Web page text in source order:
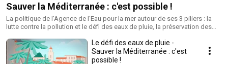
Sauver la Méditerranée : c'est possible !
La politique de l'Agence de l'Eau pour la mer autour de ses 3 piliers : la
lutte contre la pollution et le défi des eaux de pluie, la préservation des
herbiers de Posidonie, et la restauration écologique. Savez-vous que la
Méditerranée abrite plus de 15% de la biodiversité marine connue ? Elle
est un lieu de vie unique et irremplaçable pour de nombreuses espèces
Le défi des eaux de pluie -
Sauver la Méditerranée : c'est
possible !